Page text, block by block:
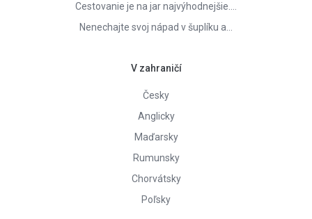
Cestovanie je na jar najvýhodnejšie.…
Nenechajte svoj nápad v šuplíku a…
V zahraničí
Česky
Anglicky
Maďarsky
Rumunsky
Chorvátsky
Poľsky